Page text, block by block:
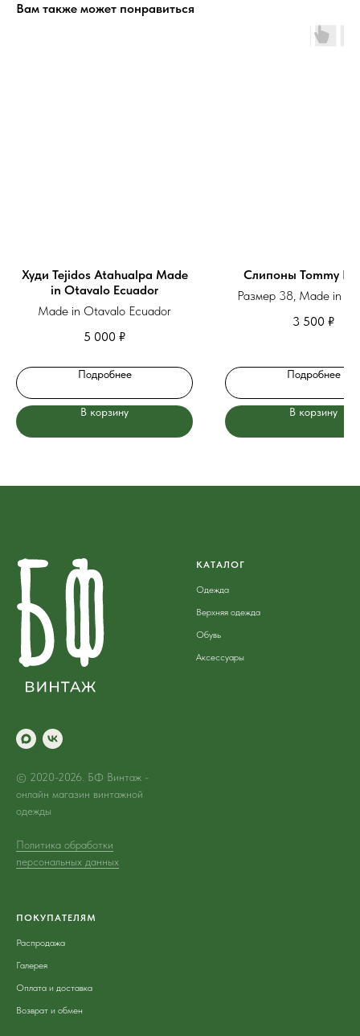
Вам также может понравиться
Худи Tejidos Atahualpa Made
in Otavalo Ecuador
Made in Otavalo Ecuador
5 000 ₽
Подробнее
В корзину
Слипоны Tommy
Размер 38, Made in
3 500 ₽
Подробнее
В корзину
© 2020-2026. БФ Винтаж -
онлайн магазин винтажной
одежды
Политика обработки
персональных данных
КАТАЛОГ
Одежда
Верхняя одежда
Обувь
Аксессуары
ПОКУПАТЕЛЯМ
Распродажа
Галерея
Оплата и доставка
Возврат и обмен